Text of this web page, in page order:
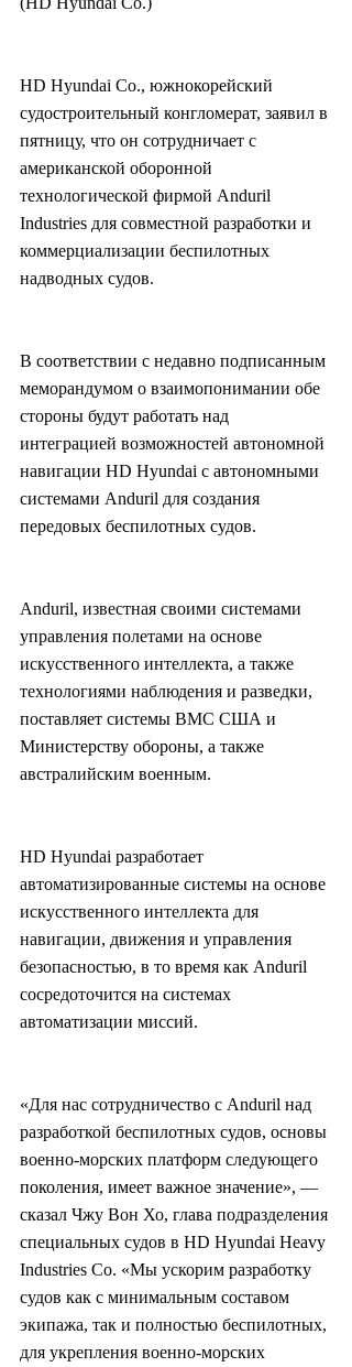
HD Hyundai Co., южнокорейский
судостроительный конгломерат, заявил в
пятницу, что он сотрудничает с
американской оборонной
технологической фирмой Anduril
Industries для совместной разработки и
коммерциализации беспилотных
надводных судов.
В соответствии с недавно подписанным
меморандумом о взаимопонимании обе
стороны будут работать над
интеграцией возможностей автономной
навигации HD Hyundai с автономными
системами Anduril для создания
передовых беспилотных судов.
Anduril, известная своими системами
управления полетами на основе
искусственного интеллекта, а также
технологиями наблюдения и разведки,
поставляет системы ВМС США и
Министерству обороны, а также
австралийским военным.
HD Hyundai разработает
автоматизированные системы на основе
искусственного интеллекта для
навигации, движения и управления
безопасностью, в то время как Anduril
сосредоточится на системах
автоматизации миссий.
«Для нас сотрудничество с Anduril над
разработкой беспилотных судов, основы
военно-морских платформ следующего
поколения, имеет важное значение», —
сказал Чжу Вон Хо, глава подразделения
специальных судов в HD Hyundai Heavy
Industries Co. «Мы ускорим разработку
судов как с минимальным составом
экипажа, так и полностью беспилотных,
для укрепления военно-морских